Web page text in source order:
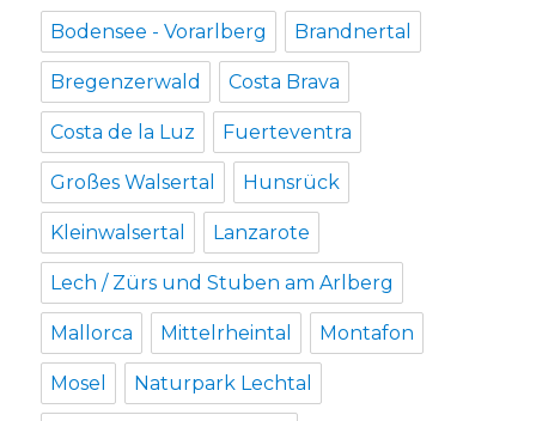
Bodensee - Vorarlberg Brandnertal
Bregenzerwald Costa Brava
Costa de la Luz Fuerteventra
Großes Walsertal Hunsrück
Kleinwalsertal Lanzarote
Lech / Zürs und Stuben am Arlberg
Mallorca Mittelrheintal Montafon
Mosel Naturpark Lechtal